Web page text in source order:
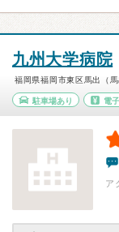
九州大学病院
福岡県福岡市東区馬出（
駐車場あり 電
ア